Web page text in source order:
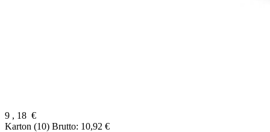
9 , 18 €
Karton (10) Brutto: 10,92 €